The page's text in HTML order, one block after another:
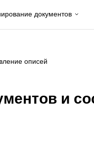
документов
описей
и